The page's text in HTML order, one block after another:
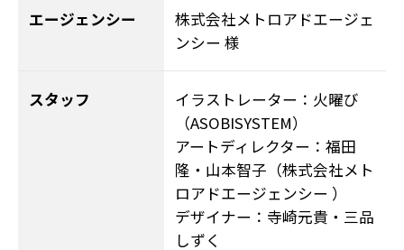
エージェンシー
株式会社メトロアドエージェ
ンシー 様
スタッフ
イラストレーター：火曜び
（ASOBISYSTEM）
アートディレクター：福田
隆・山本智子（株式会社メト
ロアドエージェンシー ）
デザイナー：寺崎元貴・三品
しずく